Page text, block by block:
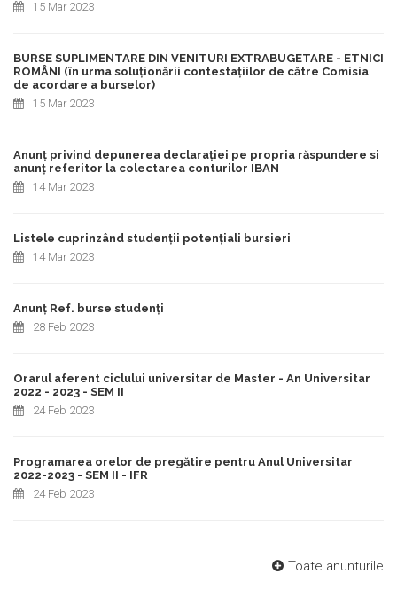
15 Mar 2023
BURSE SUPLIMENTARE DIN VENITURI EXTRABUGETARE - ETNICI
ROMÂNI (în urma soluționării contestațiilor de către Comisia
de acordare a burselor)
15 Mar 2023
Anunț privind depunerea declarației pe propria răspundere si
anunț referitor la colectarea conturilor IBAN
14 Mar 2023
Listele cuprinzând studenții potențiali bursieri
14 Mar 2023
Anunț Ref. burse studenți
28 Feb 2023
Orarul aferent ciclului universitar de Master - An Universitar
2022 - 2023 - SEM II
24 Feb 2023
Programarea orelor de pregătire pentru Anul Universitar
2022-2023 - SEM II - IFR
24 Feb 2023
Toate anunturile